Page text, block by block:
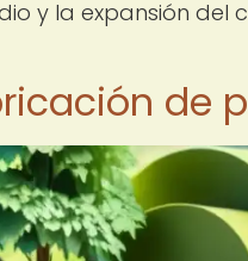
y la expansión del
de